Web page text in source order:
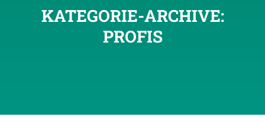
KATEGORIE-ARCHIVE:
PROFIS